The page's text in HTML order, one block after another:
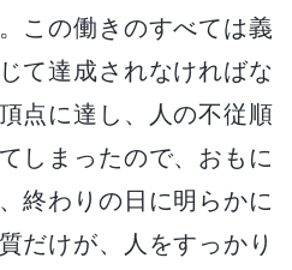
この働きのすべては義
て達成されなければな
点に達し、人の不従順
しまったので、おもに
終わりの日に明らかに
だけが、人をすっかり